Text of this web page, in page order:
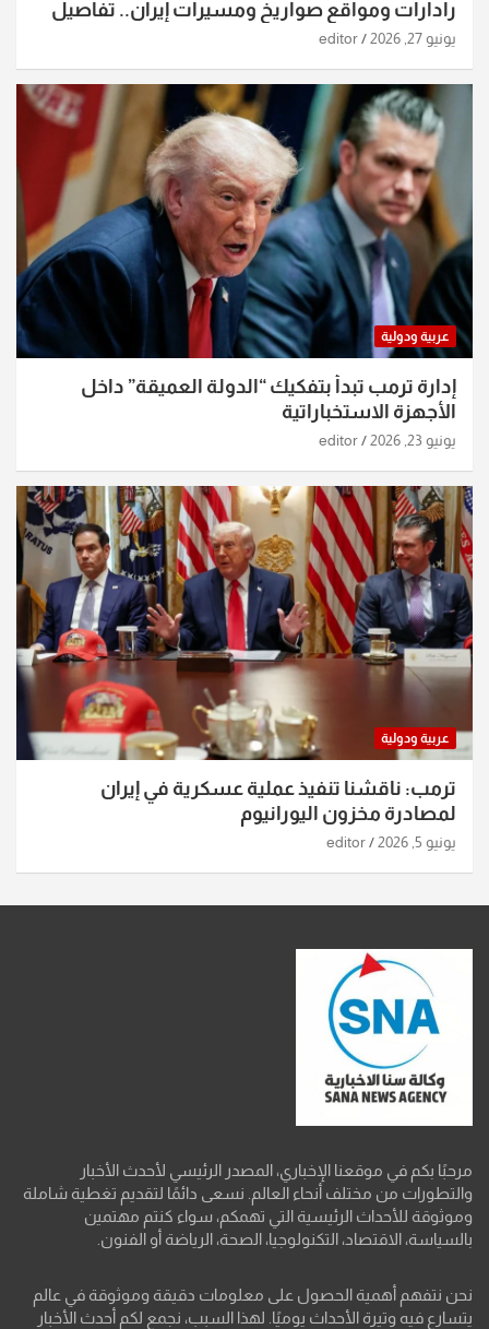
رادارات ومواقع صواريخ ومسيرات إيران.. تفاصيل
الساعات الماضية
يونيو 27, 2026 editor
عربية ودولية
إدارة ترمب تبدأ بتفكيك “الدولة العميقة” داخل
الأجهزة الاستخباراتية
يونيو 23, 2026 editor
عربية ودولية
ترمب: ناقشنا تنفيذ عملية عسكرية في إيران
لمصادرة مخزون اليورانيوم
يونيو 5, 2026 editor
مرحبًا بكم في موقعنا الإخباري، المصدر الرئيسي لأحدث الأخبار
والتطورات من مختلف أنحاء العالم. نسعى دائمًا لتقديم تغطية شاملة
وموثوقة للأحداث الرئيسية التي تهمكم، سواء كنتم مهتمين
بالسياسة، الاقتصاد، التكنولوجيا، الصحة، الرياضة أو الفنون.
نحن نتفهم أهمية الحصول على معلومات دقيقة وموثوقة في عالم
يتسارع فيه وتيرة الأحداث يوميًا. لهذا السبب، نجمع لكم أحدث الأخبار